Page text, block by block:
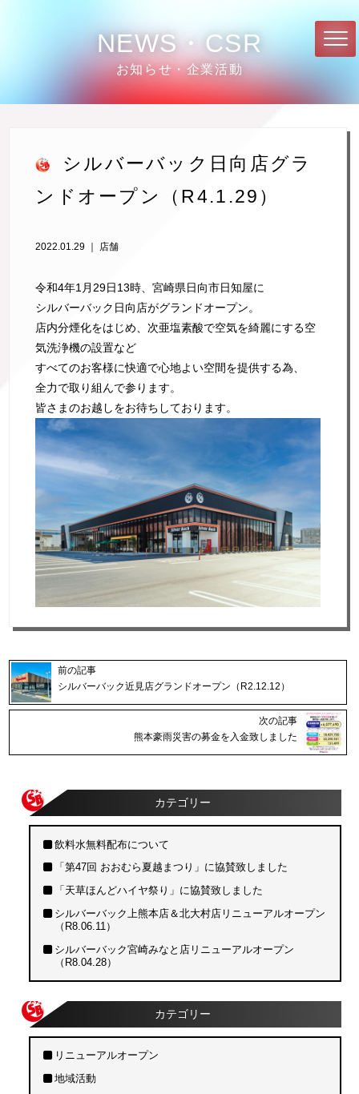
NEWS・CSR
お知らせ・企業活動
シルバーバック日向店グラ
ンドオープン（R4.1.29）
2022.01.29 ｜ 店舗
令和4年1 月 29日13時、宮崎県日向市日知屋に
シルバーバック日向店がグランドオープン。
店内分煙化をはじめ、次亜塩素酸で空気を綺麗にする空
気洗浄機の設置など
すべてのお客様に快適で心地よい空間を提供する為、
全力で取り組んで参ります。
皆さまのお越しをお待ちしております。
前の記事
シルバーバック近見店グランドオープン（R2.12.12）
次の記事
熊本豪雨災害の募金を入金致しました
カテゴリー
飲料水無料配布について
「第47回 おおむら夏越まつり」に協賛致しました
「天草ほんどハイヤ祭り」に協賛致しました
シルバーバック上熊本店＆北大村店リニューアルオープン
（R8.06.11）
シルバーバック宮崎みなと店リニューアルオープン
（R8.04.28）
カテゴリー
リニューアルオープン
地域活動